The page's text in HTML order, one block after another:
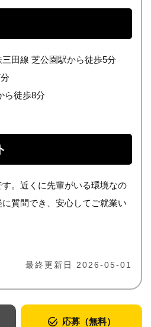
三田線 芝公園駅から徒歩5分
ら徒歩8分
。近くに先輩がいる環境なの
質問でき、安心してご就業い
最終更新日 2026-05-01
応募（無料）